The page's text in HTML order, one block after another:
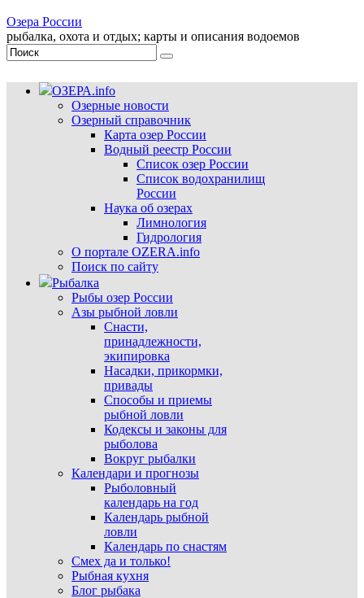
Озера России
рыбалка, охота и отдых; карты и описания водоемов
ОЗЕРА.info
Озерные новости
Озерный справочник
Карта озер России
Водный реестр России
Список озер России
Список водохранилищ
России
Наука об озерах
Лимнология
Гидрология
О портале OZERA.info
Поиск по сайту
Рыбалка
Рыбы озер России
Азы рыбной ловли
Снасти,
принадлежности,
экипировка
Насадки, прикормки,
привады
Способы и приемы
рыбной ловли
Кодексы и законы для
рыболова
Вокруг рыбалки
Календари и прогнозы
Рыболовный
календарь на год
Календарь рыбной
ловли
Календарь по снастям
Смех да и только!
Рыбная кухня
Блог рыбака